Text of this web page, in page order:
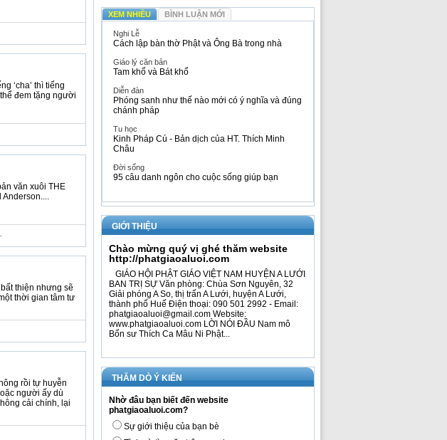
‘cha’ thì tiếng
đem tặng người
văn xuôi THE
thiện nhưng sẽ
thời gian tâm tư
rồi tự huyễn
người ấy dù
cải chính, lại
XEM NHIỀU BÌNH LUẬN MỚI
Nghi Lễ
Cách lập bàn thờ Phật và Ông Bà trong nhà
Giáo lý căn bản
Tam khổ và Bát khổ
Diễn đàn
Phóng sanh như thế nào mới có ý nghĩa và đúng
chánh pháp
Tu học
Kinh Pháp Cú - Bản dịch của HT. Thích Minh
Châu
Đời sống
95 câu danh ngôn cho cuộc sống giúp bạn
GIỚI THIỆU
Chào mừng quý vị ghé thăm website
http://phatgiaoaluoi.com
GIÁO HỘI PHẬT GIÁO VIỆT NAM HUYỆN A LƯỚI
BAN TRỊ SỰ Văn phòng: Chùa Sơn Nguyên, 32
Giải phóng A So, thị trấn A Lưới, huyện A Lưới,
thành phố Huế Điện thoại: 090 501 2992 - Email:
phatgiaoaluoi@gmail.com Website:
www.phatgiaoaluoi.com LỜI NÓI ĐẦU Nam mô
Bổn sư Thích Ca Mâu Ni Phật...
THĂM DÒ Ý KIẾN
Nhờ đâu bạn biết đến website
phatgiaoaluoi.com?
Sự giới thiệu của bạn bè